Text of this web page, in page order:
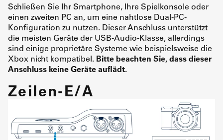
Schließen Sie Ihr Smartphone, Ihre Spielkonsole oder
einen zweiten PC an, um eine nahtlose Dual-PC-
Konfiguration zu nutzen. Dieser Anschluss unterstützt
die meisten Geräte der USB-Audio-Klasse, allerdings
sind einige proprietäre Systeme wie beispielsweise die
Xbox nicht kompatibel. Bitte beachten Sie, dass dieser
Anschluss keine Geräte auflädt.
Zeilen-E/A